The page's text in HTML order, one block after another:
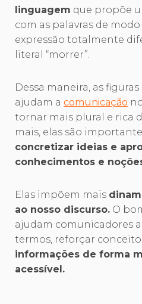
linguagem que propõe
com as palavras de
expressão totalmente
literal “morrer”.
Dessa maneira, as
ajudam a comunicação
tornar mais plural e rica
mais, elas são
concretizar ideias e
conhecimentos e
Elas impõem mais
ao nosso discurso. O
ajudam comunicadores
termos, reforçar
informações de forma
acessível.